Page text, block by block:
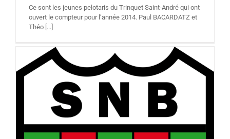
Ce sont les jeunes pelotaris du Trinquet Saint-André qui ont
ouvert le compteur pour l’année 2014. Paul BACARDATZ et
Théo [...]